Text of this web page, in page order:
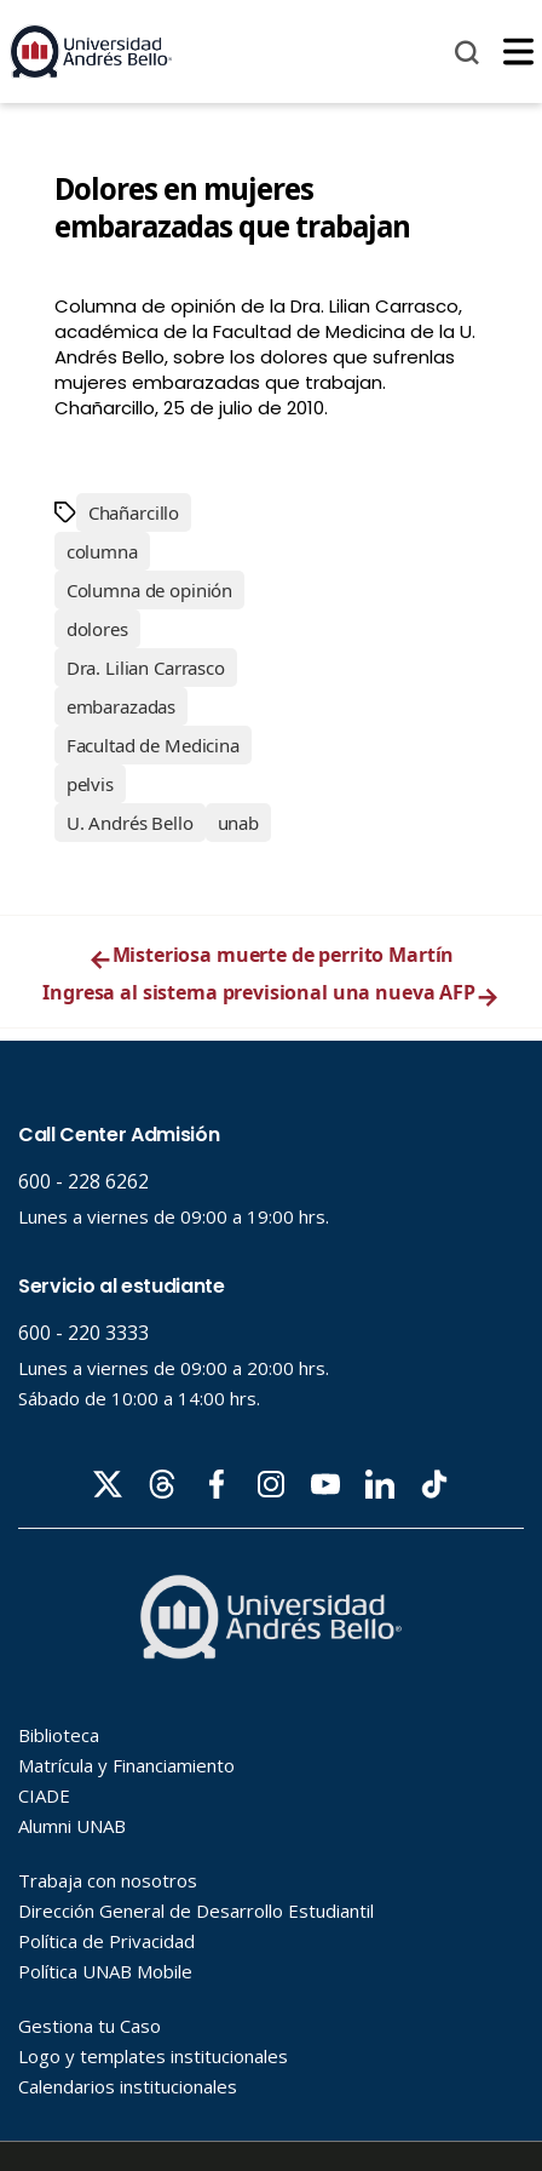
Dolores en mujeres
embarazadas que trabajan
Columna de opinión de la Dra. Lilian Carrasco,
académica de la Facultad de Medicina de la U.
Andrés Bello, sobre los dolores que sufrenlas
mujeres embarazadas que trabajan.
Chañarcillo, 25 de julio de 2010.
Chañarcillo
columna
Columna de opinión
dolores
Dra. Lilian Carrasco
embarazadas
Facultad de Medicina
pelvis
U. Andrés Bello
unab
←Misteriosa muerte de perrito Martín
Ingresa al sistema previsional una nueva AFP→